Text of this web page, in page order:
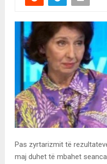
Pas zyrtarizmit të
maj duhet të mbahet